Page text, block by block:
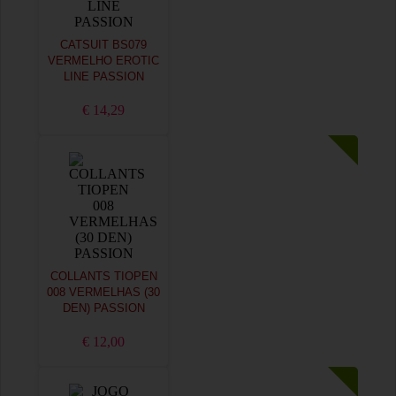
CATSUIT BS079
VERMELHO EROTIC
LINE PASSION
€ 14,29
COLLANTS TIOPEN
008 VERMELHAS (30
DEN) PASSION
€ 12,00